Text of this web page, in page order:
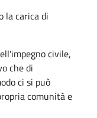
la carica di
civile,
che di
ci si può
comunità e